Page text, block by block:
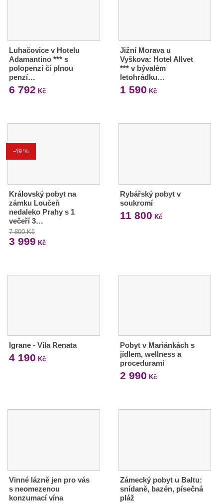
Luhačovice v Hotelu
Adamantino *** s
polopenzí či plnou
penzí…
6 792 Kč
Jižní Morava u
Vyškova: Hotel Allvet
*** v bývalém
letohrádku…
1 590 Kč
-49 %
Královský pobyt na
zámku Loučeň
nedaleko Prahy s 1
večeří 3…
7 800 Kč
3 999 Kč
Rybářský pobyt v
soukromí
11 800 Kč
Igrane - Vila Renata
4 190 Kč
Pobyt v Mariánkách s
jídlem, wellness a
procedurami
2 990 Kč
Vinné lázně jen pro vás
s neomezenou
konzumací vína
Zámecký pobyt u Baltu:
snídaně, bazén, písečná
pláž